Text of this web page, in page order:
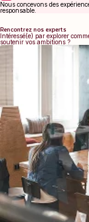
Nous concevons des
responsable.
Rencontrez nos experts
Intéressé(e) par explorer
soutenir vos ambitions ?